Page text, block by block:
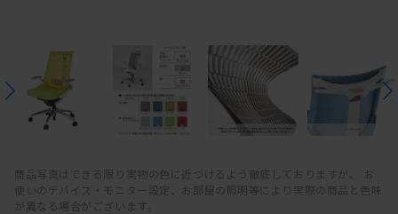
商品写真はできる限り実物の色に近づけるよう徹底しておりますが、 お
使いのデバイス・モニター設定、お部屋の照明等により実際の商品と色味
が異なる場合がございます。